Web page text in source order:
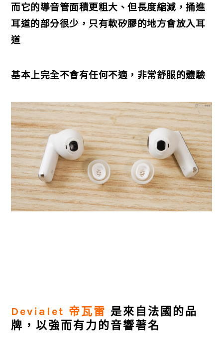
而它的導音管面積更粗大、但長度縮減，捅進
耳道的部分很少，只有軟矽膠的地方會放入耳
道
基本上完全不會有任何不適，非常舒服的體驗
Devialet 帝瓦雷 是來自法國的品
牌，以強而有力的音響著名